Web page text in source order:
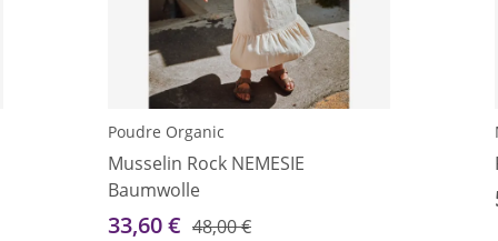
Poudre Organic
Musselin Rock NEMESIE
Baumwolle
33,60 € 48,00 €